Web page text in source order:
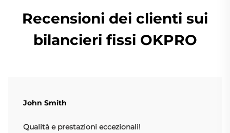
Recensioni dei clienti sui
bilancieri fissi OKPRO
John Smith
Qualità e prestazioni eccezionali!